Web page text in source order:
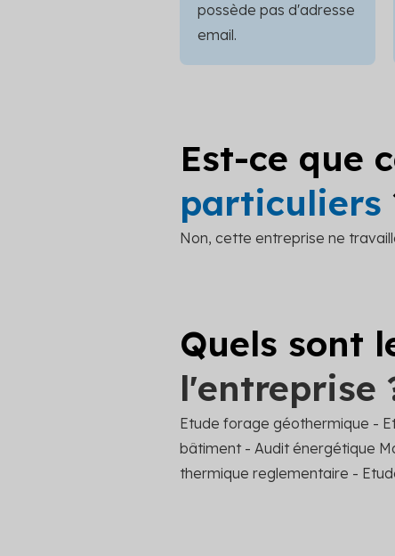
possède pas d'adresse
email.
Est-ce que
particuliers
Non, cette entreprise ne
Quels sont
l'entreprise
Etude forage géothermique -
bâtiment - Audit énergétique
thermique reglementaire -